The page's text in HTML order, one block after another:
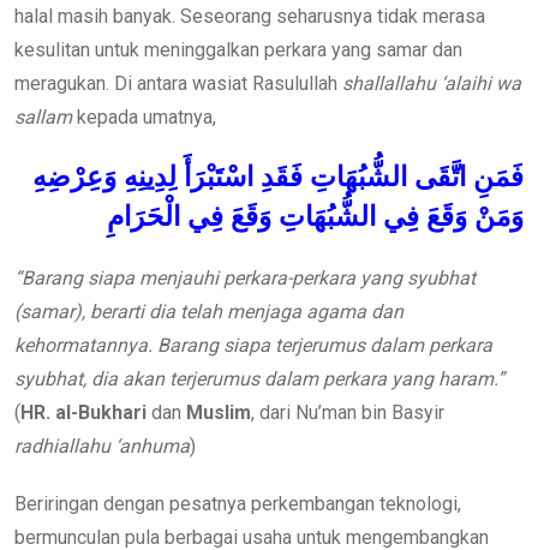
halal masih banyak. Seseorang seharusnya tidak merasa
kesulitan untuk meninggalkan perkara yang samar dan
meragukan. Di antara wasiat Rasulullah shallallahu ‘alaihi wa
sallamkepada umatnya,
فَمَنِ اتَّقَى الشُّبُهَاتِ فَقَدِ اسْتَبْرَأَ لِدِينِهِ وَعِرْضِهِ
وَمَنْ وَقَعَ فِي الشُّبُهَاتِ وَقَعَ فِي الْحَرَامِ
“Barang siapa menjauhi perkara-perkara yang syubhat
(samar), berarti dia telah menjaga agama dan
kehormatannya. Barang siapa terjerumus dalam perkara
syubhat, dia akan terjerumus dalam perkara yang haram.”
(HR. al-Bukhari dan Muslim, dari Nu’man bin Basyir
radhiallahu ‘anhuma)
Beriringan dengan pesatnya perkembangan teknologi,
bermunculan pula berbagai usaha untuk mengembangkan